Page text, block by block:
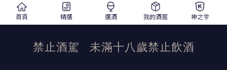
首頁 精選 選酒 我的酒窖 神之雫
禁止酒駕 未滿十八歲禁止飲酒